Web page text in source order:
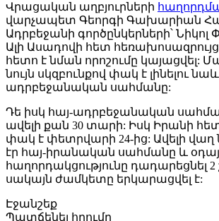
Վրացական աղբյուրների
վարչապետ Գեորգի Գախարիան
Ադրբեջանի գործընկերների՝ Նիկոլ
Ալի Ասադովի հետ հեռախոսազրույց
հետո է նման որոշումը կայացվել:
նույն սկզբունքով փակ է լինելու
ադրբեջանական սահմանը:
Դե իսկ հայ-ադրբեջանական
ավելի քան 30 տարի: Իսկ Իրանի
փակ է փետրվարի 24-ից: Ավելի
էր հայ-իրանական սահմանը և
հաղորդակցությունը դադարեցնել
սակայն ժամկետը երկարացվել է:
Էջանշեք
Պատճենել հղումը